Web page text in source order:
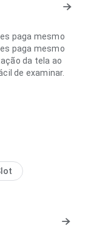
paga mesmo
paga mesmo
da tela ao
de examinar.
no
acompanhar. A